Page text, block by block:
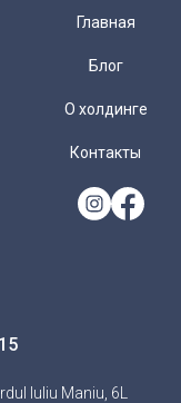
Главная
Блог
О холдинге
Контакты
Iuliu Maniu, 6L